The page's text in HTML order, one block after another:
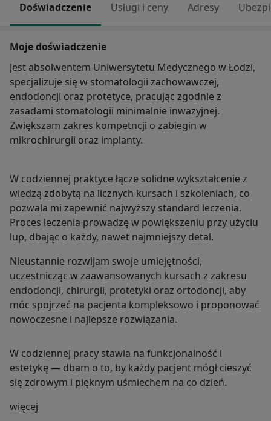
Doświadczenie Usługi i ceny Adresy
Moje doświadczenie
Jest absolwentem Uniwersytetu Medycznego w Łodzi,
specjalizuje się w stomatologii zachowawczej,
endodoncji oraz protetyce, pracując zgodnie z
zasadami stomatologii minimalnie inwazyjnej.
Zwiększam zakres kompetncji o zabiegin w
mikrochirurgii oraz implanty.
W codziennej praktyce łącze solidne wykształcenie z
wiedzą zdobytą na licznych kursach i szkoleniach, co
pozwala mi zapewnić najwyższy standard leczenia.
Proces leczenia prowadzę w powiększeniu przy użyciu
lup, dbając o każdy, nawet najmniejszy detal.
Nieustannie rozwijam swoje umiejętności,
uczestnicząc w zaawansowanych kursach z zakresu
endodoncji, chirurgii, protetyki oraz ortodoncji, aby
móc spojrzeć na pacjenta kompleksowo i proponować
nowoczesne i najlepsze rozwiązania.
W codziennej pracy stawia na funkcjonalność i
estetykę — dbam o to, by każdy pacjent mógł cieszyć
się zdrowym i pięknym uśmiechem na co dzień.
więcej